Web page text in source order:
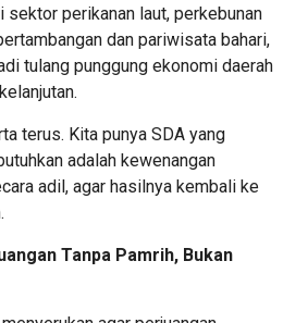
sektor perikanan laut, perkebunan
dan pariwisata bahari,
tulang punggung ekonomi daerah
terus. Kita punya SDA yang
adalah kewenangan
adil, agar hasilnya kembali ke
Tanpa Pamrih, Bukan